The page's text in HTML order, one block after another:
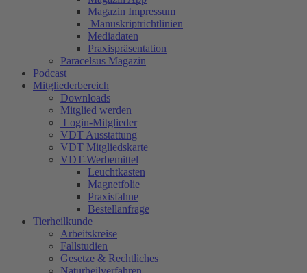
Magazin Impressum
Manuskriptrichtlinien
Mediadaten
Praxispräsentation
Paracelsus Magazin
Podcast
Mitgliederbereich
Downloads
Mitglied werden
Login-Mitglieder
VDT Ausstattung
VDT Mitgliedskarte
VDT-Werbemittel
Leuchtkasten
Magnetfolie
Praxisfahne
Bestellanfrage
Tierheilkunde
Arbeitskreise
Fallstudien
Gesetze & Rechtliches
Naturheilverfahren